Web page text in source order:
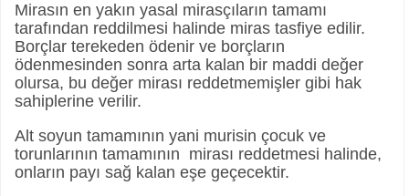
Mirasın en yakın yasal mirasçıların tamamı
tarafından reddilmesi halinde miras tasfiye edilir.
Borçlar terekeden ödenir ve borçların
ödenmesinden sonra arta kalan bir maddi değer
olursa, bu değer mirası reddetmemişler gibi hak
sahiplerine verilir.
Alt soyun tamamının yani murisin çocuk ve
torunlarının tamamının mirası reddetmesi halinde,
onların payı sağ kalan eşe geçecektir.